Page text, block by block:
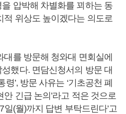
압박해 차별화를 꾀하는 동
적 위상도 높이겠다는 의도로
를 방문해 청와대 면회실에
했다. 면담신청서의 방문 대
’, 방문 사유는 ‘기초공천 폐
긴급 논의’라고 적은 것으로
일(월)까지 답변 부탁드린다’고